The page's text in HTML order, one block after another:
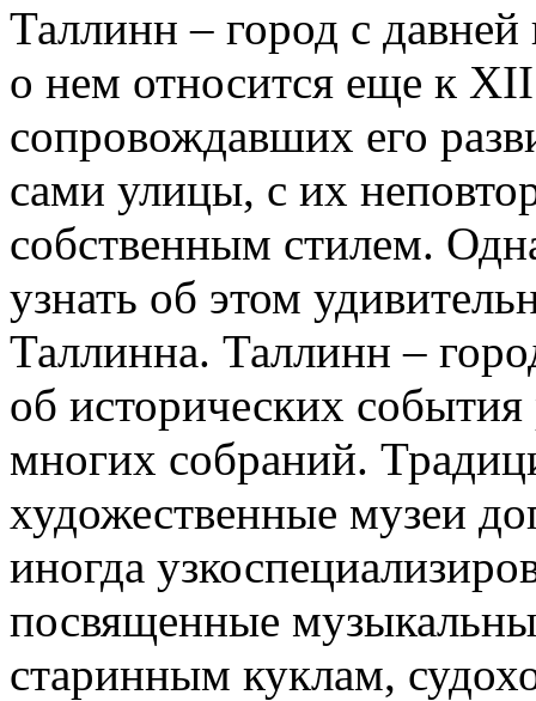
Таллинн – город с
о нем относится еще к
сопровождавших его
сами улицы, с их
собственным стилем.
узнать об этом
Таллинна. Таллинн –
об исторических
многих собраний.
художественные музеи
иногда
посвященные
старинным куклам,